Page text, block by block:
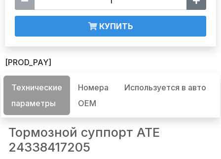
КУПИТЬ
[PROD_PAY]
Технические
параметры
Номера
OEM
Используется в авто
Тормозной суппорт ATE
24338417205